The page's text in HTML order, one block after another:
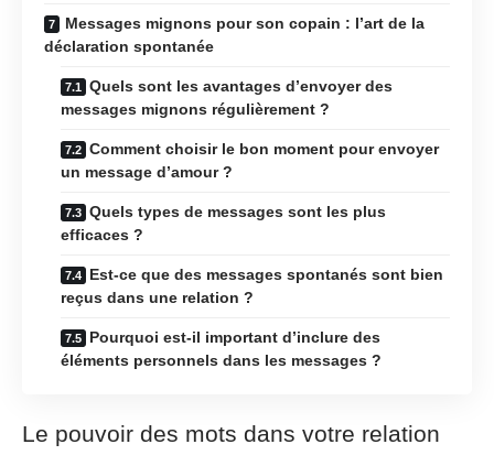
Messages mignons pour son copain : l’art de la
déclaration spontanée
Quels sont les avantages d’envoyer des
messages mignons régulièrement ?
Comment choisir le bon moment pour envoyer
un message d’amour ?
Quels types de messages sont les plus
efficaces ?
Est-ce que des messages spontanés sont bien
reçus dans une relation ?
Pourquoi est-il important d’inclure des
éléments personnels dans les messages ?
Le pouvoir des mots dans votre relation